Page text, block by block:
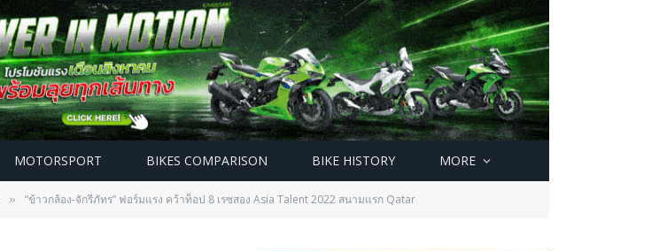
MOTORSPORT BIKES COMPARISON BIKE HISTORY MORE
» “ข้าวกล้อง-จักรีภัทร” ฟอร์มแรง คว้าท็อป 8 เรซสอง Asia Talent 2022 สนามแรก Qatar